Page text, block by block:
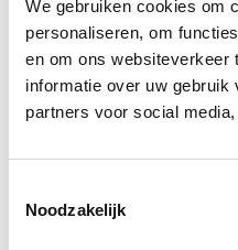
We gebruiken cookies om
personaliseren, om
en om ons websiteverkeer
informatie over uw gebruik
partners voor social
Noodzakelijk
Bron: cobouw.nl
Boeiend
in deze
Business Case voor